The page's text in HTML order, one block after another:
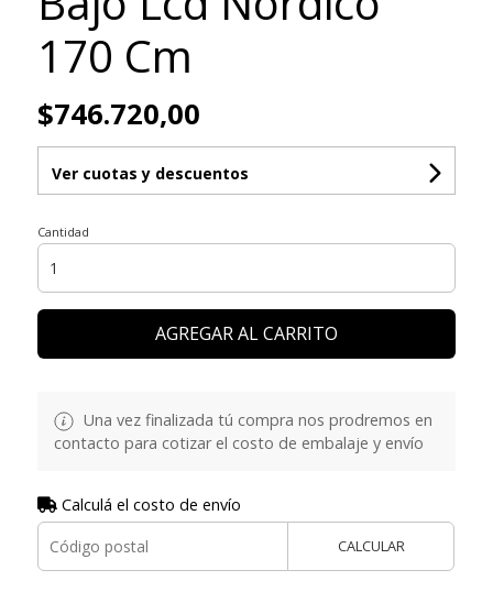
170 Cm
$746.720,00
Ver cuotas y descuentos
Cantidad
AGREGAR AL CARRITO
Una vez finalizada tú compra nos prodremos en
contacto para cotizar el costo de embalaje y envío
Calculá el costo de envío
CALCULAR